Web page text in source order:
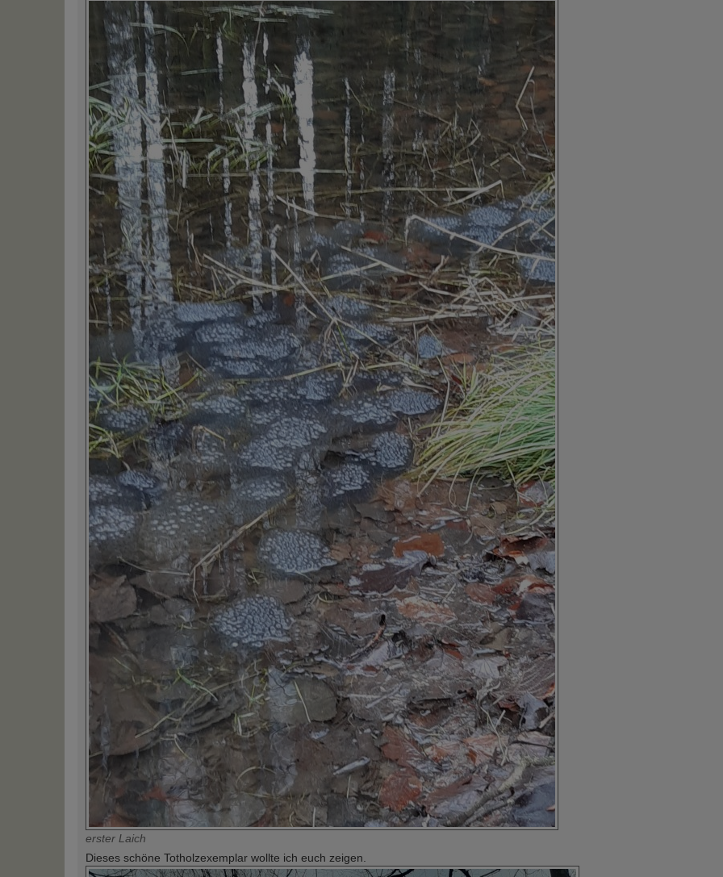
erster Laich
Dieses schöne Totholzexemplar wollte ich euch zeigen.